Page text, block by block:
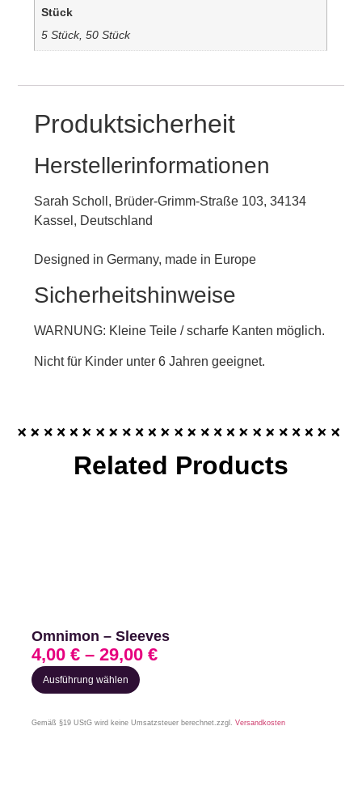
Stück
5 Stück, 50 Stück
Produktsicherheit
Herstellerinformationen
Sarah Scholl, Brüder-Grimm-Straße 103, 34134
Kassel, Deutschland
Designed in Germany, made in Europe
Sicherheitshinweise
WARNUNG: Kleine Teile / scharfe Kanten möglich.
Nicht für Kinder unter 6 Jahren geeignet.
Related Products
Omnimon – Sleeves
Ausführung wählen
4,00 €– 29,00 €
Gemäß §19 UStG wird keine Umsatzsteuer berechnet.zzgl. Versandkosten